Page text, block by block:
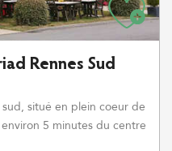
Rennes Sud
situé en plein coeur de
5 minutes du centre